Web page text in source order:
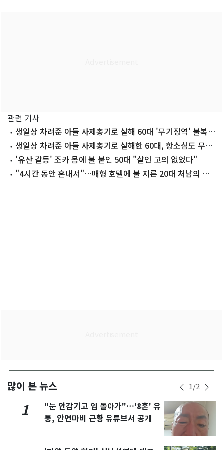
관련 기사
생일상 차려준 아들 사제총기로 살해 60대 '무기징역' 불복
상고생일상 차려준 아들 사제총기로 살해한 60대, 항소심도 무기
징역'유산 갈등' 조카 몸에 불 붙인 50대 "살인 고의 없었다"
"4시간 동안 혼내서"…매형 호텔에 불 지른 20대 처남의 최
많이 본 뉴스 1/2
1
"눈 안감기고 입 돌아가"…'8혼' 유
퉁, 안면마비 근황 유튜브서 공개